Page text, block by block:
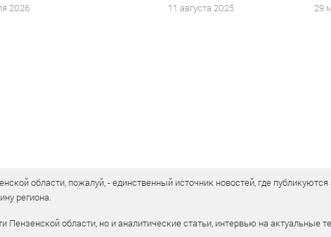
2026 11 августа 2025 29
области, пожалуй, - единственный источник новостей, где
региона.
Пензенской области, но и аналитические статьи, интервью на актуальные